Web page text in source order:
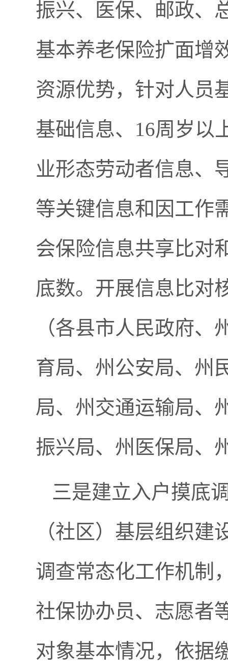
振兴、医保、邮政、
基本养老保险扩面增
资源优势，针对人员
基础信息、16周岁以
业形态劳动者信息、
等关键信息和因工作
会保险信息共享比对
底数。开展信息比对
（各县市人民政府
育局、州公安局、州
局、州交通运输局、
振兴局、州医保局、
三是建立入户摸底
（社区）基层组织
调查常态化工作机制
社保协办员、志愿者
对象基本情况，依据